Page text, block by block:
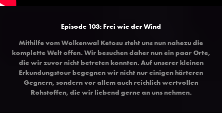
Episode 103: Frei wie der Wind
Mithilfe vom Wolkenwal Ketosu steht uns nun nahezu die
komplette Welt offen. Wir besuchen daher nun ein paar Orte,
die wir zuvor nicht betreten konnten. Auf unserer kleinen
Erkundungstour begegnen wir nicht nur einigen härteren
Gegnern, sondern vor allem auch reichlich wertvollen
Rohstoffen, die wir liebend gerne an uns nehmen.